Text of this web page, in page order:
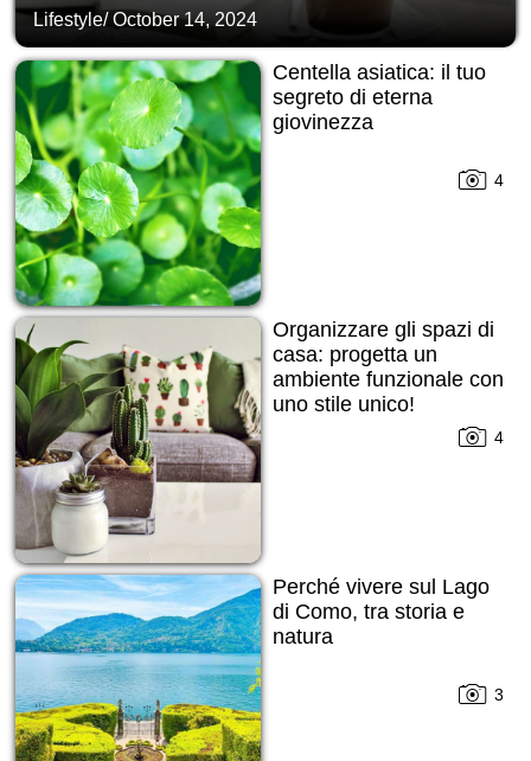
Lifestyle/October 14, 2024
Centella asiatica: il tuo
segreto di eterna
giovinezza
4
Organizzare gli spazi di
casa: progetta un
ambiente funzionale con
uno stile unico!
4
Perché vivere sul Lago
di Como, tra storia e
natura
3